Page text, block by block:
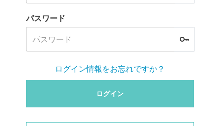
パスワード
ログイン情報をお忘れですか？
ログイン